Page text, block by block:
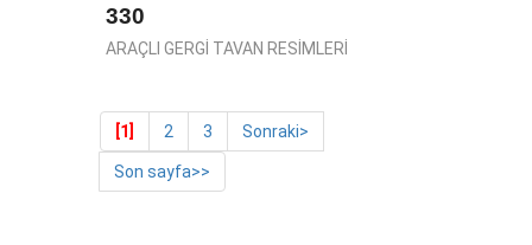
330
ARAÇLI GERGİ TAVAN RESİMLERİ
[1] 2 3 Sonraki>
Son sayfa>>